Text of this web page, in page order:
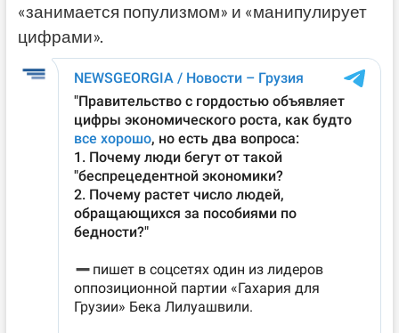
«занимается популизмом» и «манипулирует
цифрами».